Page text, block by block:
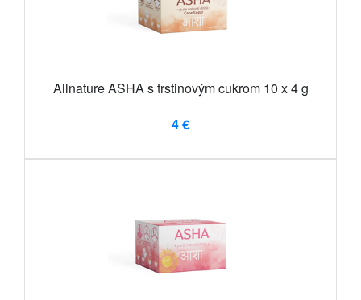
Allnature ASHA s trstinovým cukrom 10 x 4 g
4 €